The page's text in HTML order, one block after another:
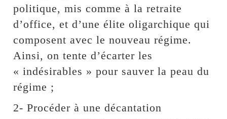
politique, mis comme à la retraite
d’office, et d’une élite oligarchique qui
composent avec le nouveau régime.
Ainsi, on tente d’écarter les
« indésirables » pour sauver la peau du
régime ;
2- Procéder à une décantation